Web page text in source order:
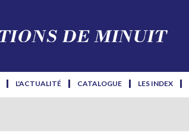
L'ACTUALITÉ CATALOGUE LES INDEX